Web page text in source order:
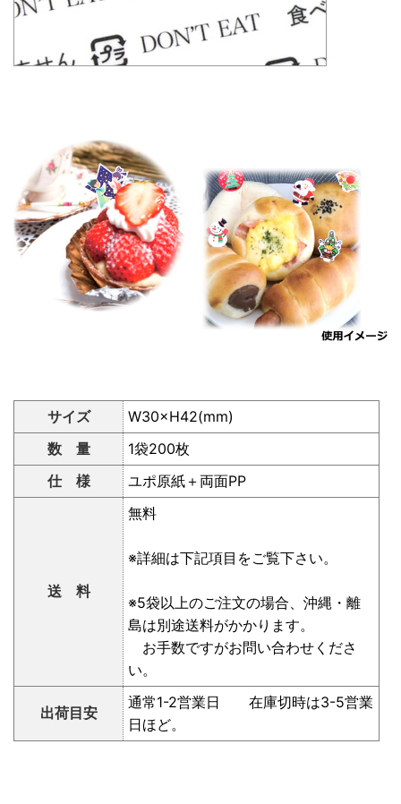
サイズ
W30×H42(mm)
数 量
1袋200枚
仕 様
ユポ原紙＋両面PP
送 料
無料
※詳細は下記項目をご覧下さい。
※5袋以上のご注文の場合、沖縄・離
島は別途送料がかかります。
お手数ですがお問い合わせくださ
い。
出荷目安
通常1-2営業日 在庫切時は3-5営業
日ほど。